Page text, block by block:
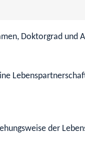
Doktorgrad und
der